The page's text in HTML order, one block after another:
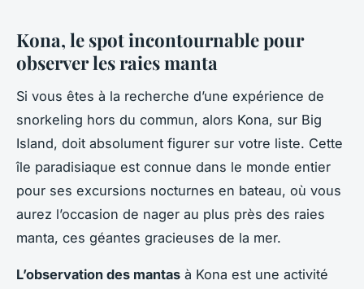
Kona, le spot incontournable pour
observer les raies manta
Si vous êtes à la recherche d’une expérience de
snorkeling hors du commun, alors Kona, sur Big
Island, doit absolument figurer sur votre liste. Cette
île paradisiaque est connue dans le monde entier
pour ses excursions nocturnes en bateau, où vous
aurez l’occasion de nager au plus près des raies
manta, ces géantes gracieuses de la mer.
L’observation des mantas à Kona est une activité